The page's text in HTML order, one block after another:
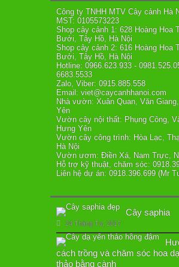
Công ty TNHH MTV Cây cảnh Hà
MST: 0105573223
Shop cây cảnh 1: 628 Hoàng Hoa
Bưởi, Tây Hồ, Hà Nội
Shop cây cảnh 2: 616 Hoàng Hoa
Bưởi, Tây Hồ, Hà Nội
Hotline: 0966.623.933 -
6683.5533
Zalo, Viber: 0915.885.558
Email: viet@caycanhhanoi.com
Nhà vườn: Xuân Quan, Văn
Yên
Vườn cây nội thất: Phụng Công,
Hưng Yên
Vườn cây công trình: Hòa Lạc,
Hà Nội
Vườn ươm: Điền Xá, Nam Trực,
Hỗ trợ kỹ thuật, chăm sóc:
Liên hệ dự án: 0918.396.699 (Mr
Cây saphia
24 Tháng Tư, 2017
cách trồng và chăm sóc hoa
thảo bằng cành